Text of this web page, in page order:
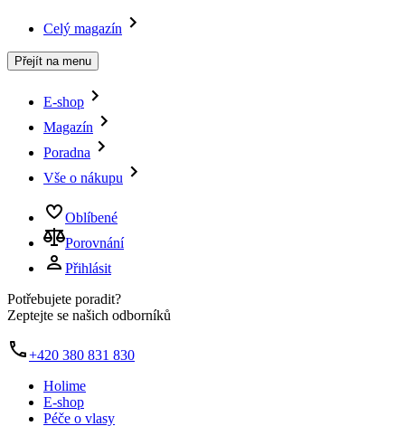
Celý magazín
Přejít na menu
E-shop
Magazín
Poradna
Vše o nákupu
Oblíbené
Porovnání
Přihlásit
Potřebujete poradit?
Zeptejte se našich odborníků
+420 380 831 830
Holime
E-shop
Péče o vlasy